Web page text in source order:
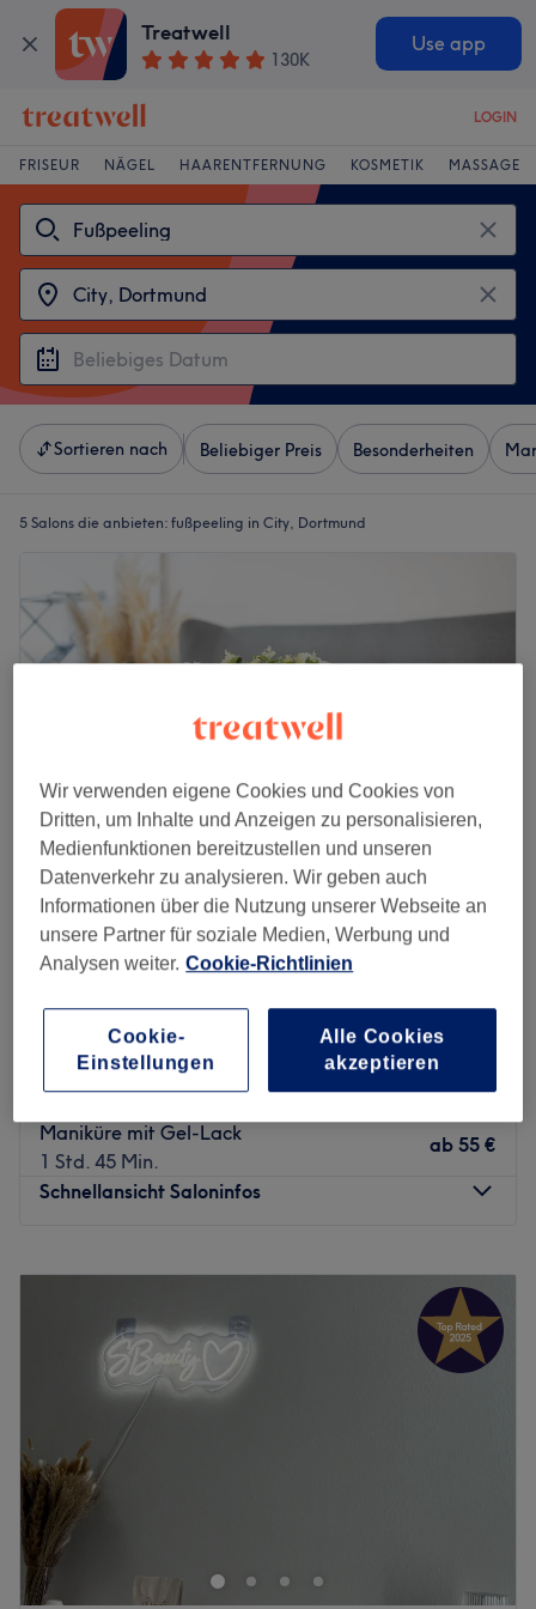
Treatwell
130K
Use app
LOGIN
FRISEUR NÄGEL HAARENTFERNUNG KOSMETIK MASSAGE
Sortieren nach Beliebiger Preis Besonderheiten
5 Salons die anbieten: fußpeeling in City, Dortmund
Exquisite Beauty Studio Dortmund
4,9
235 Bewertungen
Dortmund
Auf Karte anzeigen
1 Std. 45 Min.
85 €
Pediküre
50 Min. - 1 Std. 30 Min.
ab
Maniküre mit Gel-Lack
1 Std. 45 Min.
ab 55 €
Schnellansicht Saloninfos
19:00
19:00
Donnerstag
–19:00
Freitag
19:00
Samstag
Sonntag
Auch ein schöner Augenaufschlag kann entzücken und
den bekommst du ab sofort bei Exquisite Beauty
Academy in Dortmund. Hier erwartet dich ein
ausgebildeter Profi, der mit faszinierenden Techniken und
hochwertigen Produkten brilliert. Wenn auch du dir das
Wir verwenden eigene Cookies und Cookies von
Dritten, um Inhalte und Anzeigen zu personalisieren,
Medienfunktionen bereitzustellen und unseren
Datenverkehr zu analysieren. Wir geben auch
Informationen über die Nutzung unserer Webseite an
unsere Partner für soziale Medien, Werbung und
Analysen weiter. Cookie-Richtlinien
Cookie-
Einstellungen
Alle Cookies
akzeptieren